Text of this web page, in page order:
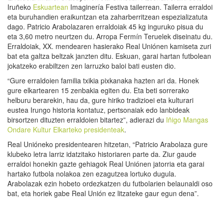
Iruñeko Eskuartean Imaginería Festiva tailerrean. Tailerra erraldoi
eta buruhandien eraikuntzan eta zaharberritzean espezializatuta
dago. Patricio Arabolazaren erraldoiak 45 kg inguruko pisua du
eta 3,60 metro neurtzen du. Arropa Fermín Teruelek diseinatu du.
Erraldoiak, XX. mendearen hasierako Real Uniónen kamiseta zuri
bat eta galtza beltzak janzten ditu. Eskuan, garai hartan futbolean
jokatzeko erabiltzen zen larruzko baloi bati eusten dio.
“Gure erraldoien familia txikia pixkanaka hazten ari da. Honek
gure elkartearen 15 zenbakia egiten du. Eta beti sorrerako
helburu berarekin, hau da, gure hiriko tradizioei eta kulturari
eustea Irungo historia kontatuz, pertsonaiak edo lanbideak
birsortzen dituzten erraldoien bitartez”, adierazi du Iñigo Mangas
Ondare Kultur Elkarteko presidenteak.
Real Unióneko presidentearen hitzetan, “Patricio Arabolaza gure
klubeko letra larriz idatzitako historiaren parte da. Ziur gaude
erraldoi honekin gazte gehiagok Real Uniónen jatorria eta garai
hartako futbola nolakoa zen ezagutzea lortuko dugula.
Arabolazak ezin hobeto ordezkatzen du futbolarien belaunaldi oso
bat, eta horiek gabe Real Unión ez litzateke gaur egun dena”.